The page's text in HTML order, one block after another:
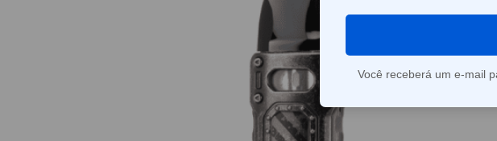
Você receberá um e-mail